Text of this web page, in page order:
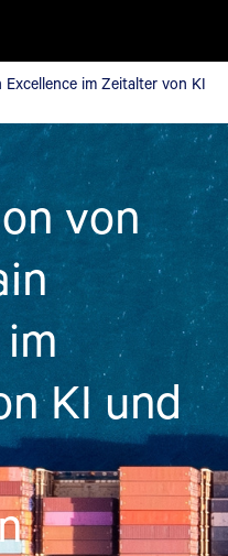
im Zeitalter von KI
im Zeitalter von KI
von
KI und